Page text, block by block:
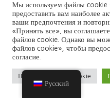
Мы используем файлы cookie
предоставить вам наиболее
ваши предпочтения и
«Принять все», вы
файлов cookie. Однако вы
файлов cookie», чтобы
согласие.
Настройки файлов cookie
Русский